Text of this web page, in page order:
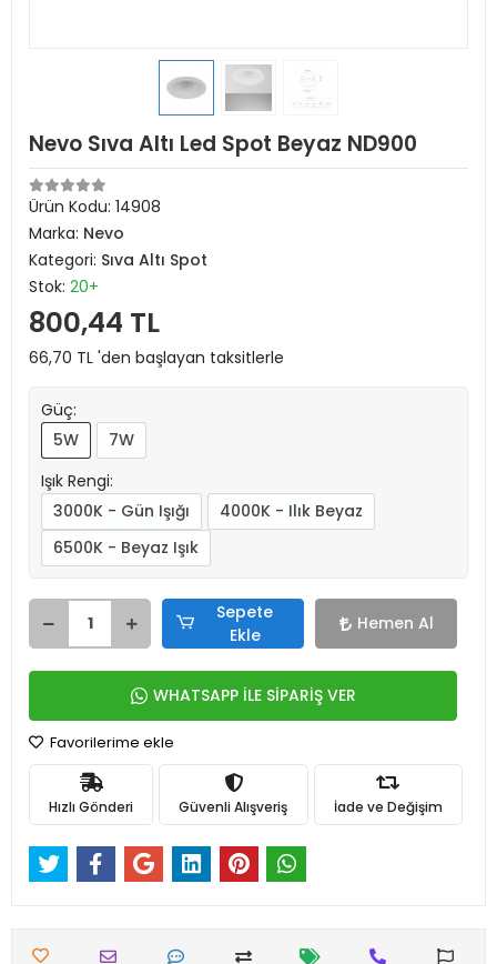
Nevo Sıva Altı Led Spot Beyaz ND900
Ürün Kodu: 14908
Marka: Nevo
Kategori: Sıva Altı Spot
Stok: 20+
800,44 TL
66,70 TL 'den başlayan taksitlerle
Güç:
5W
7W
Işık Rengi:
3000K - Gün Işığı
4000K - Ilık Beyaz
6500K - Beyaz Işık
Sepete
Ekle
Hemen Al
WHATSAPP İLE SİPARİŞ VER
Favorilerime ekle
Hızlı Gönderi Güvenli Alışveriş İade ve Değişim